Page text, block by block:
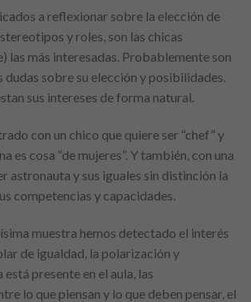
a reflexionar sobre la elección de
y roles, son las chicas
las más interesadas. Probablemente son
dudas sobre su elección y posibilidades.
sus intereses de forma natural.
con un chico que quiere ser “chef” y
es cosa “de mujeres”. Y también, con una
astronauta y sus iguales sin distinción la
competencias y capacidades.
muestra hemos detectado el interés
de igualdad, la polarización y
presente en el aula, las
lo que piensan y lo que deben pensar, el